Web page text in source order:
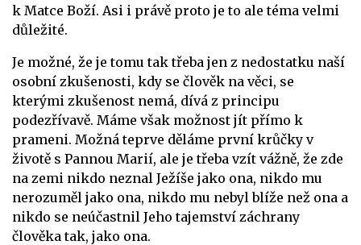
k Matce Boží. Asi i právě proto je to ale téma velmi
důležité.
Je možné, že je tomu tak třeba jen z nedostatku naší
osobní zkušenosti, kdy se člověk na věci, se
kterými zkušenost nemá, dívá z principu
podezřívavě. Máme však možnost jít přímo k
prameni. Možná teprve děláme první krůčky v
životě s Pannou Marií, ale je třeba vzít vážně, že zde
na zemi nikdo neznal Ježíše jako ona, nikdo mu
nerozuměl jako ona, nikdo mu nebyl blíže než ona a
nikdo se neúčastnil Jeho tajemství záchrany
člověka tak, jako ona.